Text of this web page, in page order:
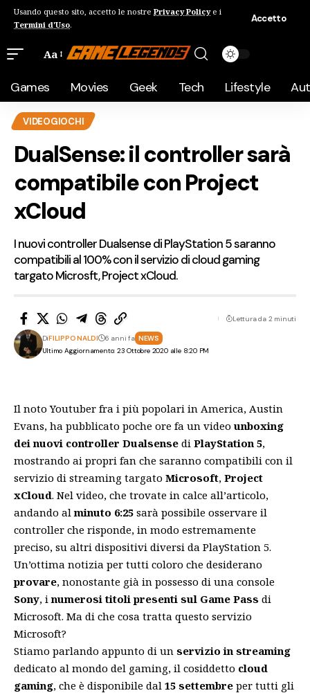
Usando questo sito, accetto le nostre Privacy Policye i
Termini d'Uso.
Accetto
Aa
Games Movies Geek Tech Lifestyle
VIDEOGIOCHI
DualSense: il controller sarà
compatibile con Project
xCloud
I nuovi controller Dualsense di PlayStation 5 saranno
compatibili al 100% con il servizio di cloud gaming
targato Microsft, Project xCloud.
Ultimo Aggiornamento: 23 Ottobre 2020 alle 8:20 PM
DiFILIPPO NALDI 6 anni fa NEWS
Lettura da 2 minuti
Il noto Youtuber fra i più popolari in America, Austin
Evans, ha pubblicato poche ore fa un video unboxing
dei nuovi controller Dualsense di PlayStation 5,
mostrando ai propri fan che saranno compatibili con il
servizio di streaming targato Microsoft, Project
xCloud. Nel video, che trovate in calce all’articolo,
andando alminuto 6:25 sarà possibile osservare il
controller che risponde, in modo estremamente
preciso, su altri dispositivi diversi da PlayStation 5.
Un’ottima notizia per tutti coloro che desiderano
provare, nonostante già in possesso di una console
Sony, inumerosi titoli presenti sul Game Pass di
Microsoft. Ma di che cosa tratta questo servizio
Microsoft?
Stiamo parlando appunto di un servizio in streaming
dedicato al mondo del gaming, il cosiddetto cloud
gaming, che è disponibile dal 15 settembre per tutti gli